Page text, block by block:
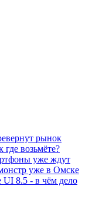
рынок
возьмёте?
уже ждут
уже в Омске
UI 8.5 - в чём дело